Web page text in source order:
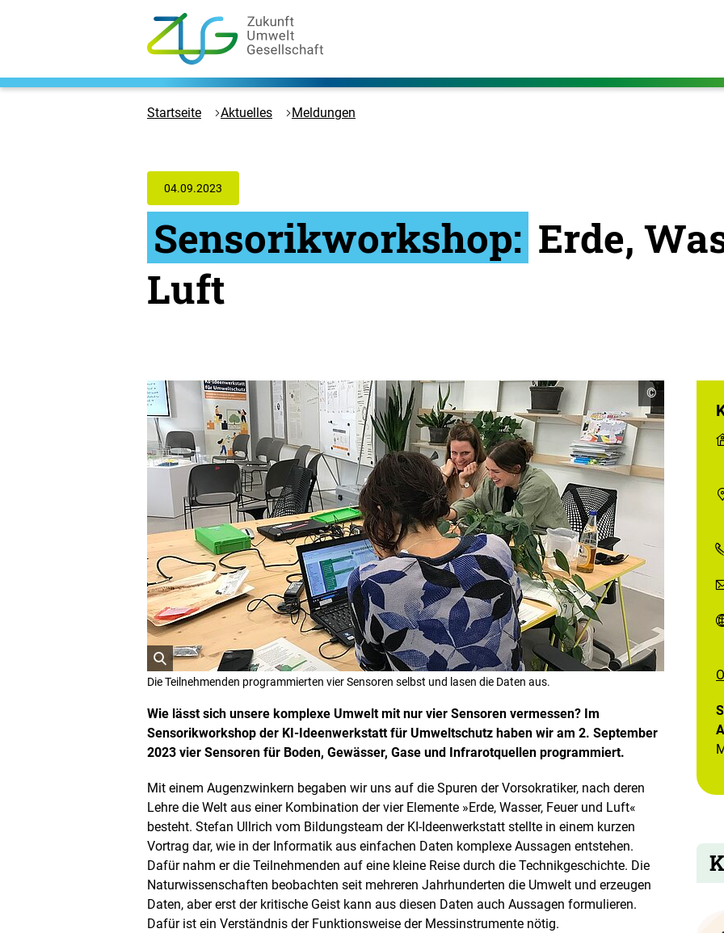
Zukunft
Umwelt
Zur
Startseite
Startseite Aktuelles Meldungen
04.09.2023
Sensorikworkshop: Erde,
Luft
ö
f
n
e
t
i
l
d
i
n
e
i
n
e
r
C
o
p
y
g
h
o
r
m
t
o
n
e
n
e
n
©
Die Teilnehmenden programmierten vier Sensoren selbst und lasen die Daten aus.
Wie lässt sich unsere komplexe Umwelt mit nur vier Sensoren vermessen? Im
Sensorikworkshop der KI-Ideenwerkstatt für Umweltschutz haben wir am 2. September
2023 vier Sensoren für Boden, Gewässer, Gase und Infrarotquellen programmiert.
Mit einem Augenzwinkern begaben wir uns auf die Spuren der Vorsokratiker, nach deren
Lehre die Welt aus einer Kombination der vier Elemente »Erde, Wasser, Feuer und Luft«
besteht. Stefan Ullrich vom Bildungsteam der KI-Ideenwerkstatt stellte in einem kurzen
Vortrag dar, wie in der Informatik aus einfachen Daten komplexe Aussagen entstehen.
Dafür nahm er die Teilnehmenden auf eine kleine Reise durch die Technikgeschichte. Die
Naturwissenschaften beobachten seit mehreren Jahrhunderten die Umwelt und erzeugen
Daten, aber erst der kritische Geist kann aus diesen Daten auch Aussagen formulieren.
Dafür ist ein Verständnis der Funktionsweise der Messinstrumente nötig.